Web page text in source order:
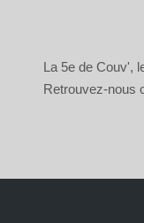
La 5e de Couv',
Retrouvez-nous